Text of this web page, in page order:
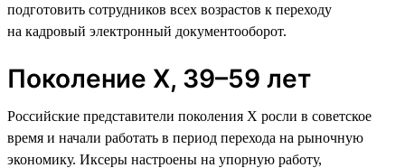
подготовить сотрудников всех возрастов к переходу
на кадровый электронный документооборот.
Поколение X, 39–59 лет
Российские представители поколения X росли в советское
время и начали работать в период перехода на рыночную
экономику. Иксеры настроены на упорную работу,